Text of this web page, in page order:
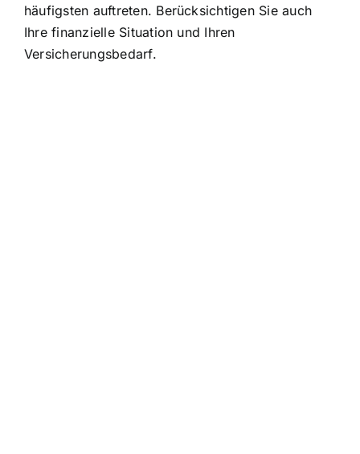
häufigsten auftreten. Berücksichtigen Sie auch
Ihre finanzielle Situation und Ihren
Versicherungsbedarf.